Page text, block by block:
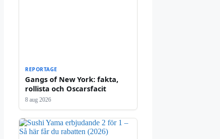
REPORTAGE
Gangs of New York: fakta,
rollista och Oscarsfacit
8 aug 2026